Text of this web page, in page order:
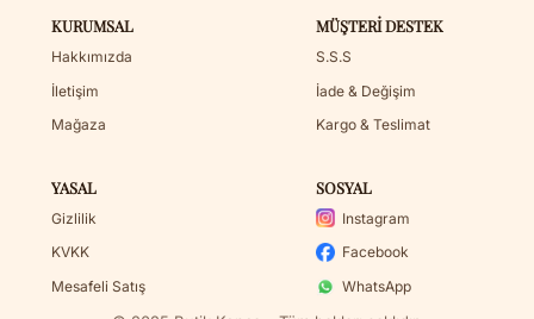
KURUMSAL
Hakkımızda
İletişim
Mağaza
MÜŞTERI DESTEK
S.S.S
İade & Değişim
Kargo & Teslimat
YASAL
Gizlilik
KVKK
Mesafeli Satış
SOSYAL
Instagram
Facebook
WhatsApp